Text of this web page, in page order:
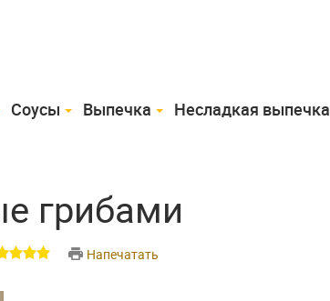
Соусы Выпечка Несладкая выпечка
грибами
Напечатать